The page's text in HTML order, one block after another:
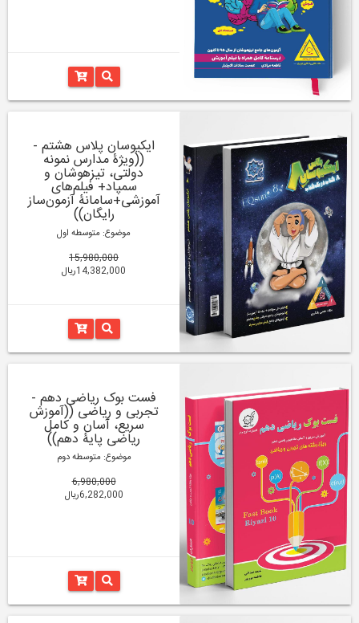
ایکیوسان پلاس هشتم -
((ویژۀ مدارس نمونه
دولتی، تیزهوشان و
سمپاد+ فیلم‌های
آموزشی+سامانۀ آزمون‌ساز
رایگان))
موضوع: متوسطه اول
15,980,000
14,382,000ریال
فست بوک ریاضی دهم -
تجربی و ریاضی ((آموزش
سریع، آسان و کامل
ریاضی پایۀ دهم))
موضوع: متوسطه دوم
6,980,000
6,282,000ریال